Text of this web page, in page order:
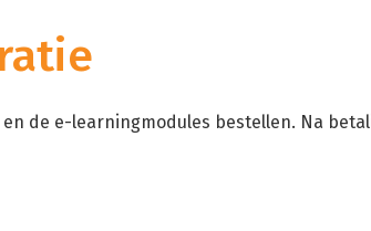
de e-learningmodules bestellen. Na